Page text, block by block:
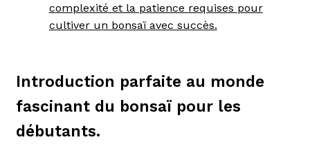
complexité et la patience requises pour
cultiver un bonsaï avec succès.
Introduction parfaite au monde
fascinant du bonsaï pour les
débutants.